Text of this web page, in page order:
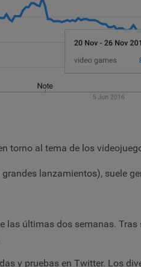
torno al tema de los
lanzamientos), suele
las últimas dos semanas.
y pruebas en Twitter. Los